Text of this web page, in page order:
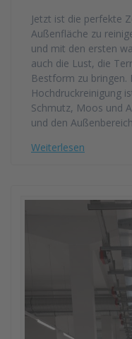
Jetzt ist die perfekte
Außenfläche zu
und mit den ersten
auch die Lust, die
Bestform zu bringen.
Hochdruckreinigung
Schmutz, Moos und
und den
Weiterlesen